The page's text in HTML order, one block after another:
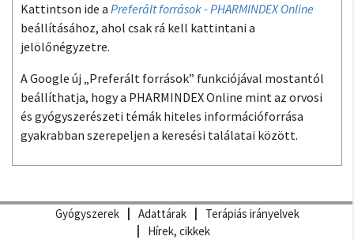
Kattintson ide a Preferált források - PHARMINDEX Online
beállításához, ahol csak rá kell kattintani a
jelölőnégyzetre.
A Google új „Preferált források” funkciójával mostantól
beállíthatja, hogy a PHARMINDEX Online mint az orvosi
és gyógyszerészeti témák hiteles információforrása
gyakrabban szerepeljen a keresési találatai között.
Gyógyszerek Adattárak
Terápiás irányelvek
Hírek, cikkek